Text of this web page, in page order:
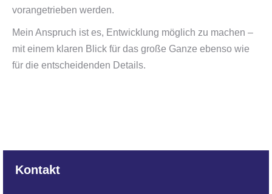
vorangetrieben werden.
Mein Anspruch ist es, Entwicklung möglich zu machen –
mit einem klaren Blick für das große Ganze ebenso wie
für die entscheidenden Details.
Kontakt